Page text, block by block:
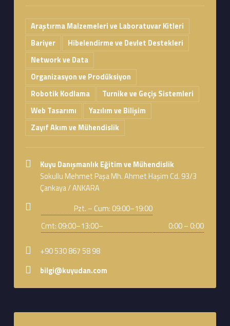
Araştırma Malzemeleri ve Laboratuvar Kitleri
Bariyer
Hibelendirme ve Devlet Destekleri
Network ve Data
Organizasyon ve Prodüksiyon
Robotik Kodlama
Turnike ve Geçiş Sistemleri
Web Tasarımı
Yazılım ve Bilişim
Zayıf Akım ve Mühendislik
Address:
Kuyu Danışmanlık Eğitim ve Mühendislik
Sokullu Mehmet Paşa Mh. Ahmet Haşim Cd. 93/3
Çankaya / ANKARA
Pzt. – Cum: 09:00–19:00
Cmt: 09:00–13:00–
0:00 – 0:00
Phone number:
+90 530 867 58 98
Email address:
bilgi@kuyudan.com